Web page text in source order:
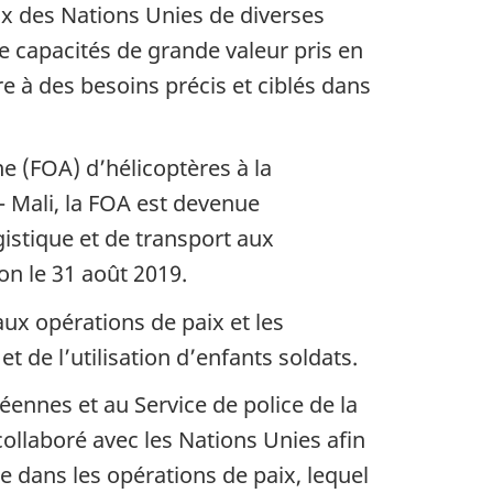
des Nations Unies de diverses
de grande valeur pris en
à des besoins précis et ciblés dans
(FOA) d’hélicoptères à la
Mali, la FOA est devenue
et de transport aux
le 31 août 2019.
opérations de paix et les
de l’utilisation d’enfants soldats.
et au Service de police de la
avec les Nations Unies afin
dans les opérations de paix, lequel